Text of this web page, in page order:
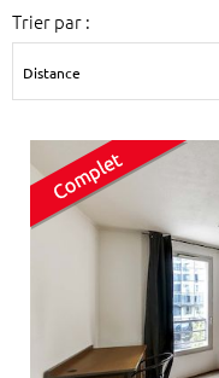
Type de location
Votre date d'entrée
Trier par :